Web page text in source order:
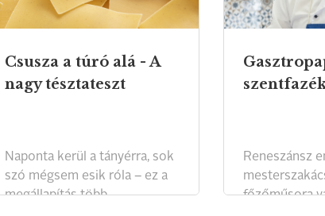
Csusza a túró alá - A
nagy tésztateszt
Naponta kerül a tányérra, sok
szó mégsem esik róla – ez a
megállapítás több
Reneszánsz
főzőműsora